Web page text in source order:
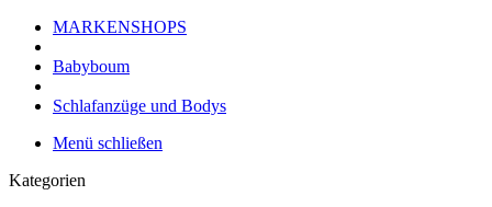
MARKENSHOPS
Babyboum
Schlafanzüge und Bodys
Menü schließen
Kategorien